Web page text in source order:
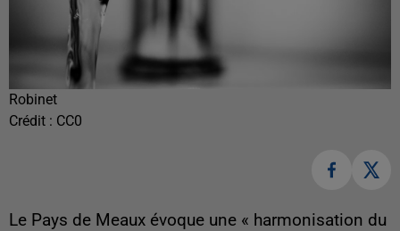
Robinet
Crédit : CC0
Le Pays de Meaux évoque une « harmonisation du